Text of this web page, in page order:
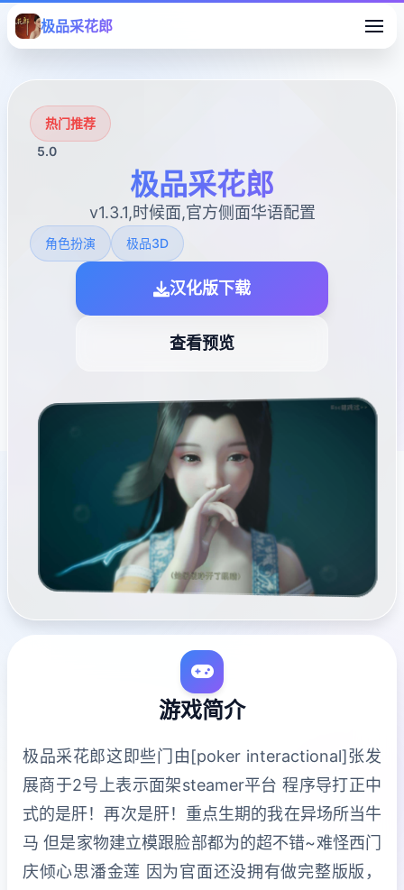
极品采花郎
热门推荐
5.0
极品采花郎
v1.3.1,时候面,官方侧面华语配置
角色扮演 极品3D
汉化版下载
查看预览
游戏简介
极品采花郎这即些门由[poker interactional]张发
展商于2号上表示面架steamer平台 程序导打正中
式的是肝！再次是肝！重点生期的我在异场所当牛
马 但是家物建立模跟脸部都为的超不错~难怪西门
庆倾心思潘金莲 因为官面还没拥有做完整版版，